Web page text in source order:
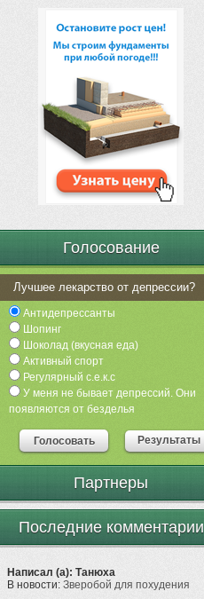
Голосование
Лучшее лекарство от депрессии?
Антидепрессанты
Шопинг
Шоколад (вкусная еда)
Активный спорт
Регулярный с.е.к.с
У меня не бывает депрессий. Они
появляются от безделья
Голосовать Результаты
Партнеры
Последние комментарии
Написал (а): Танюха
В новости: Зверобой для похудения